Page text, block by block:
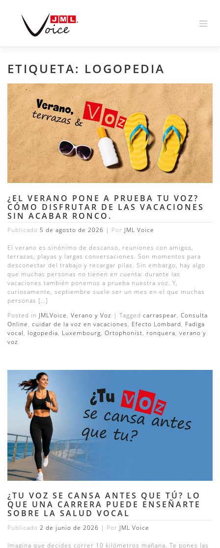
content
ETIQUETA: LOGOPEDIA
¿EL VERANO PONE A PRUEBA TU VOZ?
CÓMO DISFRUTAR DE LAS VACACIONES
SIN ACABAR RONCO.
Publicado 5 de agosto de 2026 | Por JML Voice
El verano es sinónimo de descanso, reuniones con amigos,
terrazas, playas y largas conversaciones. Son momentos para
desconectar del trabajo y recargar pilas. Sin embargo, hay algo
que muchas personas no tienen en cuenta: durante las
vacaciones también ponemos a prueba nuestra voz. Y,
curiosamente, septiembre suele ser un mes en el que muchas
personas […]
Posted in JMLVoice, Verano y Voz | Tagged carraspear, Consulta
Online, cuidar de la voz en vacaciones, Efecto Lombard, Fadiga
vocal, logopedia, Luxembourg, Ortophonist, ronquera, verano y
voz
¿TU VOZ SE CANSA ANTES QUE TÚ? LO
QUE UNA CARRERA PUEDE ENSEÑARTE
SOBRE LA SALUD VOCAL
Publicado 2 de junio de 2026 | Por JML Voice
Imagina que decides correr 10 kilómetros mañana. Te pones las